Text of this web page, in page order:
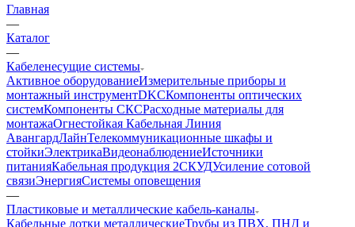
Главная
—
Каталог
—
Кабеленесущие системы
Активное оборудованиеИзмерительные приборы и
монтажный инструментDKCКомпоненты оптических
системКомпоненты СКСРасходные материалы для
монтажаОгнестойкая Кабельная Линия
АвангардЛайнТелекоммуникационные шкафы и
стойкиЭлектрикаВидеонаблюдениеИсточники
питанияКабельная продукция 2СКУДУсиление сотовой
связиЭнергияСистемы оповещения
—
Пластиковые и металлические кабель-каналы
Кабельные лотки металлическиеТрубы из ПВХ, ПНД и